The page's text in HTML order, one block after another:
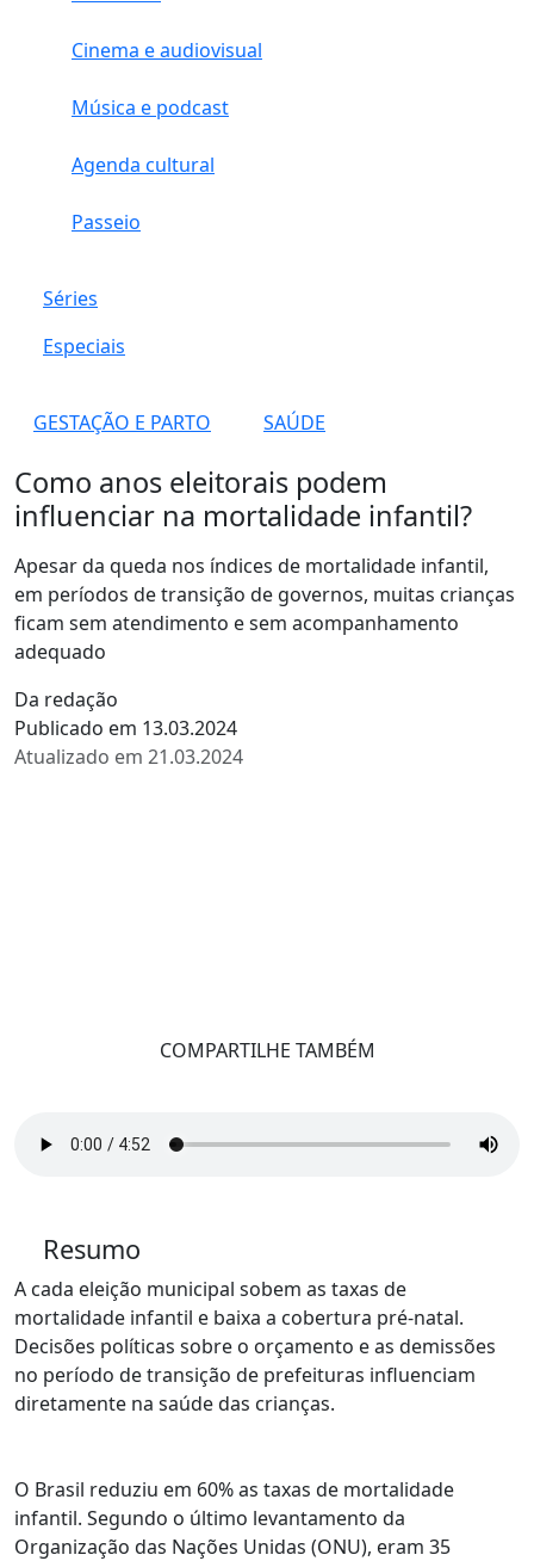
Cinema e audiovisual
Música e podcast
Agenda cultural
Passeio
Séries
Especiais
GESTAÇÃO E PARTO SAÚDE
Como anos eleitorais podem
influenciar na mortalidade infantil?
Apesar da queda nos índices de mortalidade infantil,
em períodos de transição de governos, muitas crianças
ficam sem atendimento e sem acompanhamento
adequado
Da redação
Publicado em 13.03.2024
Atualizado em 21.03.2024
COMPARTILHE TAMBÉM
Resumo
A cada eleição municipal sobem as taxas de
mortalidade infantil e baixa a cobertura pré-natal.
Decisões políticas sobre o orçamento e as demissões
no período de transição de prefeituras influenciam
diretamente na saúde das crianças.
O Brasil reduziu em 60% as taxas de mortalidade
infantil. Segundo o último levantamento da
Organização das Nações Unidas (ONU), eram 35